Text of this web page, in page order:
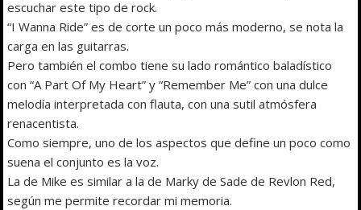
escuchar este tipo de rock.
“I Wanna Ride” es de corte un poco más moderno, se nota la
carga en las guitarras.
Pero también el combo tiene su lado romántico baladístico
con “A Part Of My Heart” y “Remember Me” con una dulce
melodía interpretada con flauta, con una sutil atmósfera
renacentista.
Como siempre, uno de los aspectos que define un poco como
suena el conjunto es la voz.
La de Mike es similar a la de Marky de Sade de Revlon Red,
según me permite recordar mi memoria.